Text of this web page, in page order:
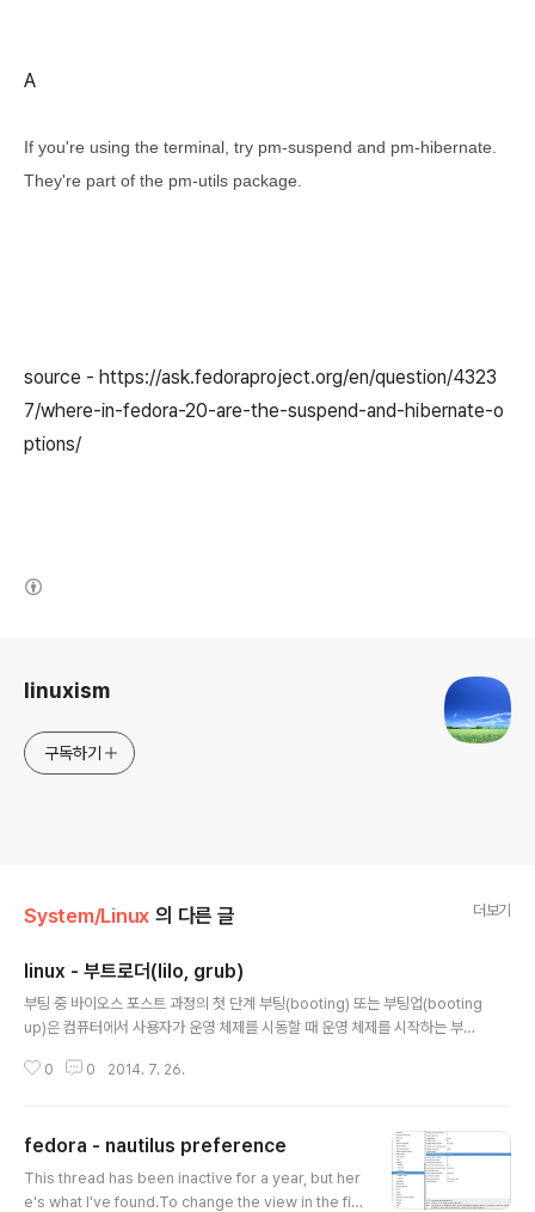
A
If you're using the terminal, try pm-suspend and pm-hibernate.
They're part of the pm-utils package.
source - https://ask.fedoraproject.org/en/question/4323
7/where-in-fedora-20-are-the-suspend-and-hibernate-o
ptions/
linuxism
구독하기
System/Linux 의 다른 글 더보기
linux - 부트로더(lilo, grub)
부팅 중 바이오스 포스트 과정의 첫 단계 부팅(booting) 또는 부팅업(booting
up)은 컴퓨터에서 사용자가 운영 체제를 시동할 때 운영 체제를 시작하는 부트
서는 운영 체제가 로드(적재)될 때 컴퓨터가 수행하는 작업들이 모여 있다.목차
팅 순서5 리부팅6 같이 보기7 참조8 바깥 고리부트 로더[편집]부트로더(boot
loader, 문화어: 초기적재프로그람)란 운영 체제가 시동되기 이전에 미리 실행
되면서 커널이 올바르게 시동되기 위해 필요한 모든 관련 ..
0 0 2014. 7. 26.
fedora - nautilus preference
This thread has been inactive for a year, but her
e's what I've found.To change the view in the fil